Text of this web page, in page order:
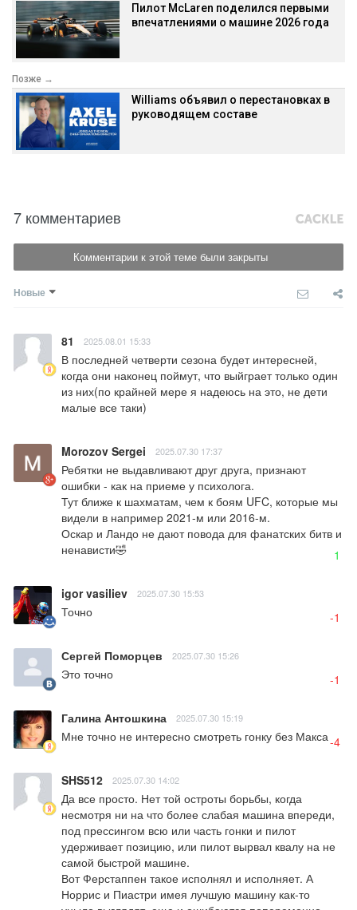
Пилот McLaren поделился первыми
впечатлениями о машине 2026 года
Позже →
Williams объявил о перестановках в
руководящем составе
7 комментариев
Комментарии к этой теме были закрыты
Новые
81 2025.08.01 15:33
В последней четверти сезона будет интересней,
когда они наконец поймут, что выйграет только один
из них(по крайней мере я надеюсь на это, не дети
малые все таки)
Morozov Sergei 2025.07.30 17:37
Ребятки не выдавливают друг друга, признают
ошибки - как на приеме у психолога.
Тут ближе к шахматам, чем к боям UFC, которые мы
видели в например 2021-м или 2016-м.
Оскар и Ландо не дают повода для фанатских битв и
ненависти🤣
1
igor vasiliev 2025.07.30 15:53
Точно -1
Сергей Поморцев 2025.07.30 15:26
Это точно -1
Галина Антошкина 2025.07.30 15:19
Мне точно не интересно смотреть гонку без Макса-4
SHS512 2025.07.30 14:02
Да все просто. Нет той остроты борьбы, когда
несмотря ни на что более слабая машина впереди,
под прессингом всю или часть гонки и пилот
удерживает позицию, или пилот вырвал квалу на не
самой быстрой машине.
Вот Ферстаппен такое исполнял и исполняет. А
Норрис и Пиастри имея лучшую машину как-то